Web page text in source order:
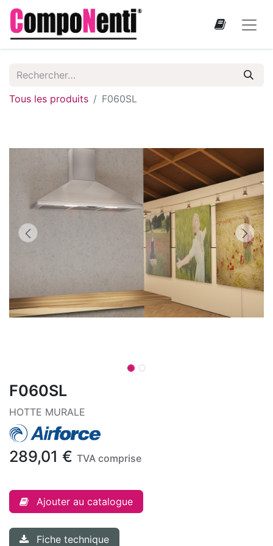
Tous les produits F060SL
F060SL
HOTTE MURALE
289,01 € TVA comprise
Ajouter au catalogue
Fiche technique